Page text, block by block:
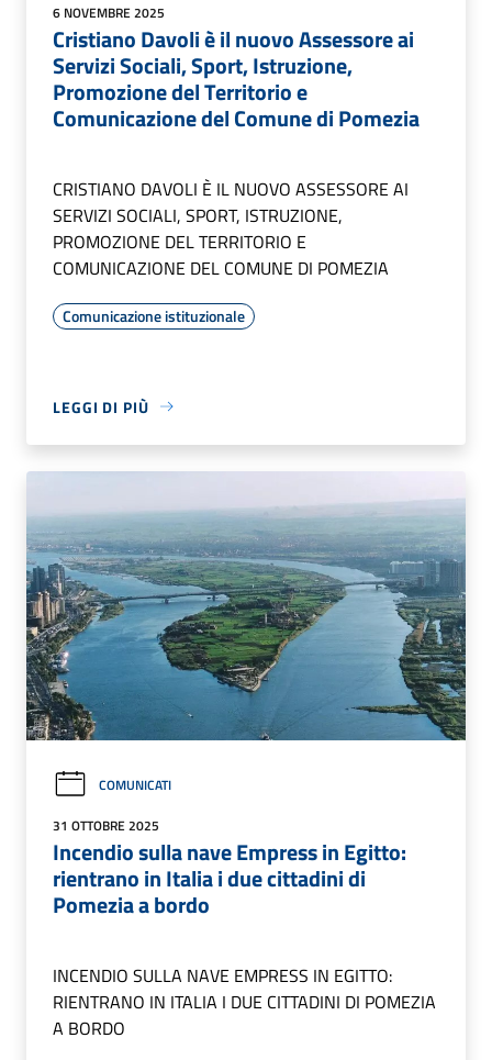
6 NOVEMBRE 2025
Cristiano Davoli è il nuovo Assessore ai
Servizi Sociali, Sport, Istruzione,
Promozione del Territorio e
Comunicazione del Comune di Pomezia
CRISTIANO DAVOLI È IL NUOVO ASSESSORE AI
SERVIZI SOCIALI, SPORT, ISTRUZIONE,
PROMOZIONE DEL TERRITORIO E
COMUNICAZIONE DEL COMUNE DI POMEZIA
Comunicazione istituzionale
LEGGI DI PIÙ
COMUNICATI
31 OTTOBRE 2025
Incendio sulla nave Empress in Egitto:
rientrano in Italia i due cittadini di
Pomezia a bordo
INCENDIO SULLA NAVE EMPRESS IN EGITTO:
RIENTRANO IN ITALIA I DUE CITTADINI DI POMEZIA
A BORDO